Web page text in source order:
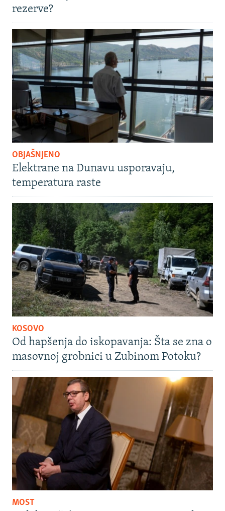
rezerve?
OBJAŠNJENO
Elektrane na Dunavu usporavaju,
temperatura raste
KOSOVO
Od hapšenja do iskopavanja: Šta se zna o
masovnoj grobnici u Zubinom Potoku?
MOST